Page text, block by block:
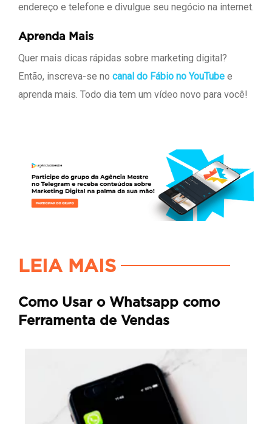
endereço e telefone e divulgue seu negócio na internet.
Aprenda Mais
Quer mais dicas rápidas sobre marketing digital?
Então, inscreva-se no canal do Fábio no YouTube e
aprenda mais. Todo dia tem um vídeo novo para você!
LEIA MAIS
Como Usar o Whatsapp como
Ferramenta de Vendas